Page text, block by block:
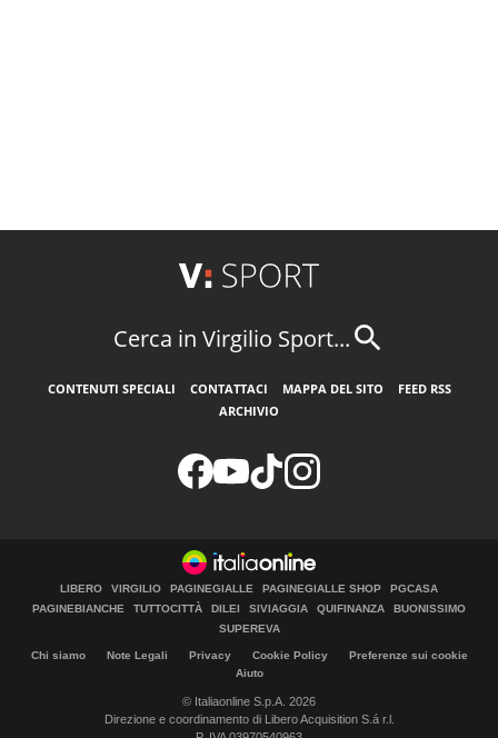
Cerca in Virgilio Sport...
CONTENUTI SPECIALI CONTATTACI MAPPA DEL SITO
FEED RSS
ARCHIVIO
LIBERO VIRGILIO PAGINEGIALLE PAGINEGIALLE SHOP
PGCASA
PAGINEBIANCHE
TUTTOCITTÀ DILEI SIVIAGGIA QUIFINANZA
BUONISSIMO
SUPEREVA
Chi siamo Note Legali Privacy Cookie Policy
Preferenze sui cookie
Aiuto
© Italiaonline S.p.A. 2026
Direzione e coordinamento di Libero Acquisition S.á r.l.